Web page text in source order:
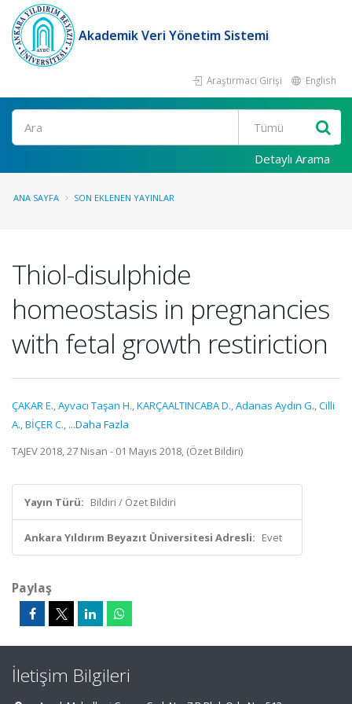
Akademik Veri Yönetim Sistemi
Araştırmacı Girişi English
Ara
Detaylı Arama
ANA SAYFA SON EKLENEN YAYINLAR
Thiol-disulphide
homeostasis in pregnancies
with fetal growth restiriction
ÇAKAR E.,Ayvacı Taşan H.,KARÇAALTINCABA D.,Adanas Aydın G.,Cilli
A.,BİÇER C., ...Daha Fazla
TAJEV 2018, 27 Nisan - 01 Mayıs 2018, (Özet Bildiri)
Yayın Türü: Bildiri / Özet Bildiri
Ankara Yıldırım Beyazıt Üniversitesi Adresli: Evet
Paylaş
İletişim Bilgileri